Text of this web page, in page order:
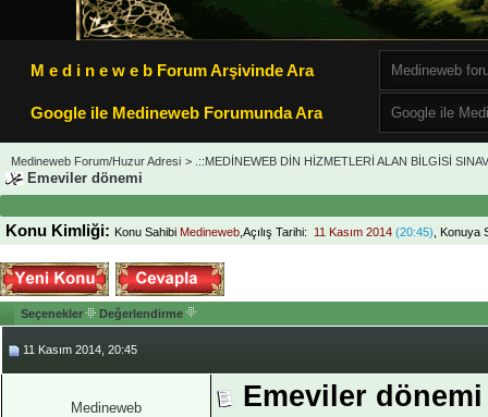
M e d i n e w e b Forum Arşivinde Ara
Google ile Medineweb Forumunda Ara
Medineweb Forum/Huzur Adresi > .::MEDİNEWEB DİN HİZMETLERİ ALAN BİLGİSİ
Emeviler dönemi
Konu Kimliği: Konu Sahibi Medineweb ,Açılış Tarihi: 11 Kasım 2014 (20:45) ,
Seçenekler Değerlendirme
11 Kasım 2014, 20:45
Medineweb Emeviler dönemi